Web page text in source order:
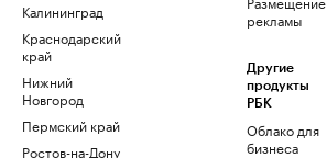
Калининград
Краснодарский
край
Нижний
Новгород
Пермский край
Ростов-на-Дону
рекламы
Другие
продукты
РБК
Облако для
бизнеса